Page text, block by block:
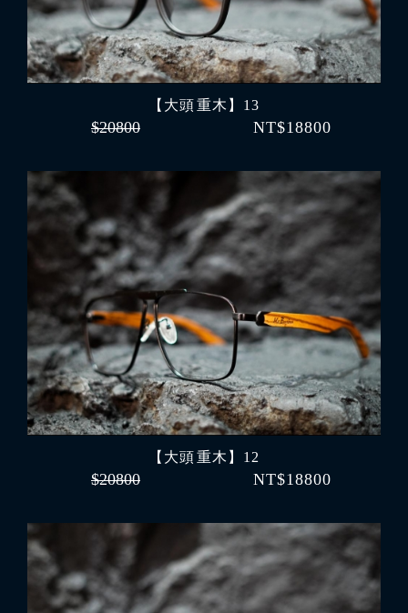
【大頭 重木】13
$20800 NT$18800
【大頭 重木】12
$20800 NT$18800